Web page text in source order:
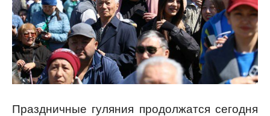
Праздничные гуляния продолжатся сегодня